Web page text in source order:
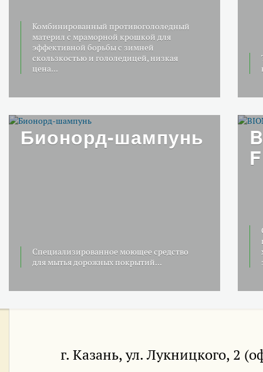
Комбинированный противогололедный
материл с мраморной крошкой для
эффективной борьбы с зимней
скользкостью и гололедицей, низкая
цена...
Бионорд-шампунь
Специализированное моющее средство
для мытья дорожных покрытий...
г. Казань, ул. Лукницкого, 2